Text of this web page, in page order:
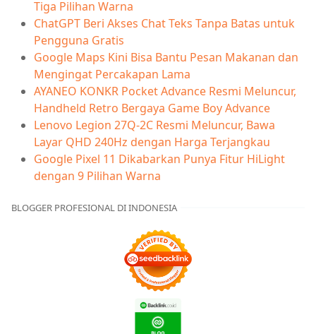
Tiga Pilihan Warna
ChatGPT Beri Akses Chat Teks Tanpa Batas untuk
Pengguna Gratis
Google Maps Kini Bisa Bantu Pesan Makanan dan
Mengingat Percakapan Lama
AYANEO KONKR Pocket Advance Resmi Meluncur,
Handheld Retro Bergaya Game Boy Advance
Lenovo Legion 27Q-2C Resmi Meluncur, Bawa
Layar QHD 240Hz dengan Harga Terjangkau
Google Pixel 11 Dikabarkan Punya Fitur HiLight
dengan 9 Pilihan Warna
BLOGGER PROFESIONAL DI INDONESIA